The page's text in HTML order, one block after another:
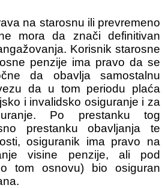
na starosnu ili prevremeno
mora da znači definitivan
Korisnik starosne
penzije ima pravo da se
da obavlja samostalnu
da u tom periodu plaća
i invalidsko osiguranje i za
Po prestanku tog
prestanku obavljanja te
osiguranik ima pravo na
visine penzije, ali pod
tom osnovu) bio osiguran